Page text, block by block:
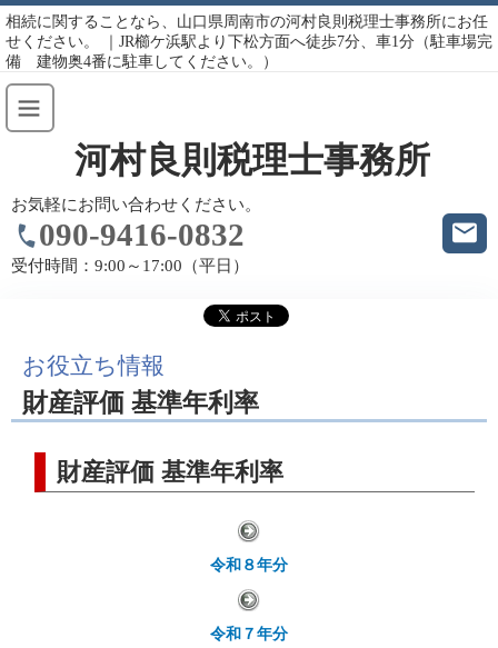
相続に関することなら、山口県周南市の河村良則税理士事務所にお任
せください。 ｜JR櫛ケ浜駅より下松方面へ徒歩7分、車1分（駐車場完
備 建物奥4番に駐車してください。）
河村良則税理士事務所
お気軽にお問い合わせください。
090-9416-0832
受付時間： 9:00～17:00（平日）
お役立ち情報
財産評価 基準年利率
財産評価 基準年利率
令和８年分
令和７年分